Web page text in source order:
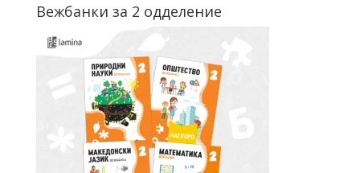
Вежбанки за 2 одделение